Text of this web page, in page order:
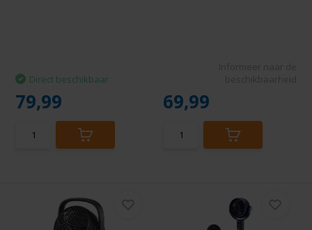
Direct beschikbaar
79,99 69,99